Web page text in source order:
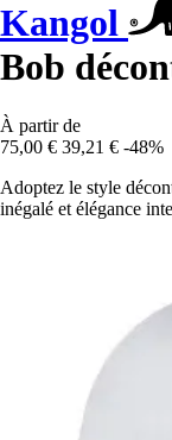
Kangol
Bob
À partir de
75,00 € 39,21 € -48%
Adoptez le style
inégalé et élégance